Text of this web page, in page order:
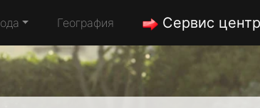
География Сервис